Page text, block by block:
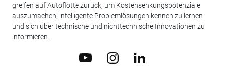
greifen auf Autoflotte zurück, um Kostensenkungspotenziale
auszumachen, intelligente Problemlösungen kennen zu lernen
und sich über technische und nichttechnische Innovationen zu
informieren.